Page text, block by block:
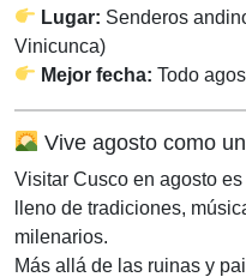
Lugar: Senderos
Vinicunca)
Mejor fecha: Todo
Vive agosto como
Visitar Cusco en agosto
lleno de tradiciones,
milenarios.
Más allá de las ruinas y